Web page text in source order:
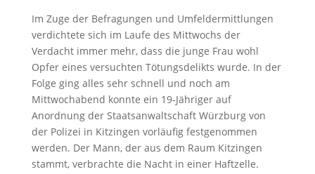
Im Zuge der Befragungen und Umfeldermittlungen
verdichtete sich im Laufe des Mittwochs der
Verdacht immer mehr, dass die junge Frau wohl
Opfer eines versuchten Tötungsdelikts wurde. In der
Folge ging alles sehr schnell und noch am
Mittwochabend konnte ein 19-Jähriger auf
Anordnung der Staatsanwaltschaft Würzburg von
der Polizei in Kitzingen vorläufig festgenommen
werden. Der Mann, der aus dem Raum Kitzingen
stammt, verbrachte die Nacht in einer Haftzelle.